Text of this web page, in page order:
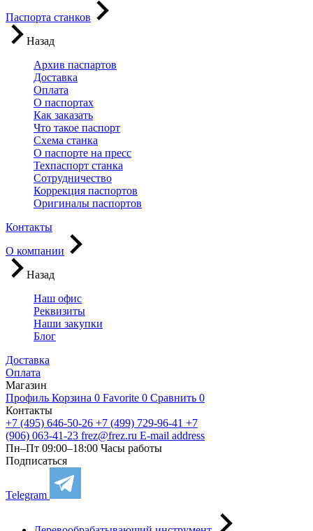
Паспорта станков
Назад
Архив паспартов
Доставка
Оплата
О паспортах
Как заказать
Что такое паспорт
Схема станка
О паспорте на пресс
Техпаспорт станка
Сотрудничество
Коррекция паспортов
Оригиналы паспортов
Контакты
О компании
Назад
Наш офис
Реквизиты
Наши закупки
Блог
Доставка
Оплата
Магазин
Профиль Корзина 0 Favorite 0 Сравнить 0
Контакты
+7 (495) 646-50-26 +7 (499) 729-96-41 +7
(906) 063-41-23 frez@frez.ru E-mail address
Пн–Пт 09:00–18:00 Часы работы
Подписаться
Telegram